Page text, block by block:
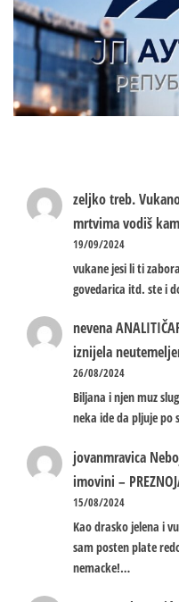
zeljko treb.
mrtvima vodiš
19/09/2024
vukane jesi li ti
govedarica itd. ste i
nevena
iznijela
26/08/2024
Biljana i njen muz
neka ide da pljuje po
jovanmravica
imovini –
15/08/2024
Kao drasko jelena i
sam posten plate
nemacke!…